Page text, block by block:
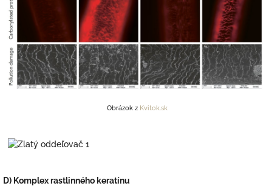
Obrázok z Kvitok.sk
D) Komplex rastlinného keratínu